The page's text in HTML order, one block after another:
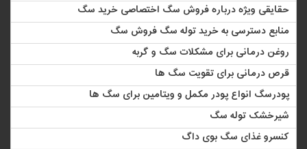
حقایقی ویژه درباره فروش سگ اختصاصی خرید سگ
منابع دسترسی به خرید توله سگ فروش سگ
روغن درمانی برای مشکلات سگ و گربه
قرص درمانی برای تقویت سگ ها
پودرسگ انواع پودر مکمل و ویتامین برای سگ ها
شیرخشک توله سگ
کنسرو غذای سگ بوی داگ